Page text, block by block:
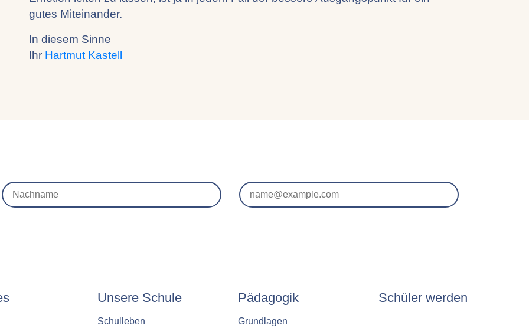
gutes Miteinander.
In diesem Sinne
Ihr Hartmut Kastell
Unsere Schule
Schulleben
Pädagogik
Grundlagen
Schüler werden